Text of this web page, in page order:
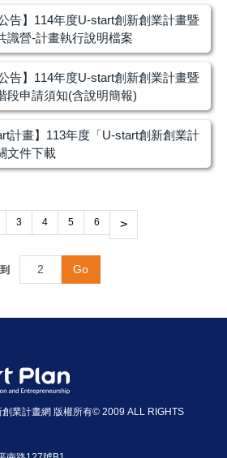
公告】114年度U-start創新創業計畫暨
識營-計畫執行說明檔案
公告】114年度U-start創新創業計畫暨
段申請須知(含說明簡報)
計畫】113年度「U-start創新創業計
文件下載
3 4 5 6 >
到 Go
業計畫網 版權所有© 2009 ALL RIGHTS